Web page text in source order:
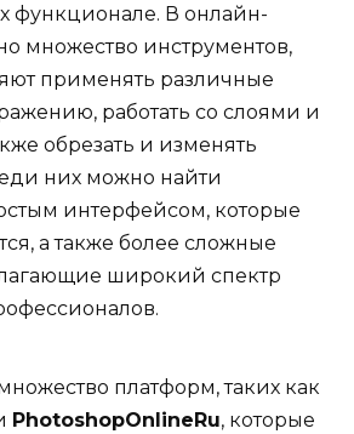
функционале. В онлайн-
множество инструментов,
применять различные
работать со слоями и
обрезать и изменять
них можно найти
интерфейсом, которые
а также более сложные
широкий спектр
платформ, таких как
PhotoshopOnlineRu, которые